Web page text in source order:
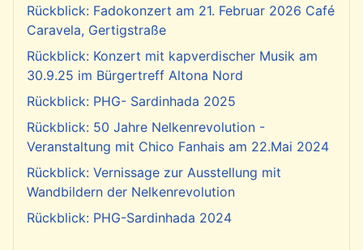
Rückblick: Fadokonzert am 21. Februar 2026 Café
Caravela, Gertigstraße
Rückblick: Konzert mit kapverdischer Musik am
30.9.25 im Bürgertreff Altona Nord
Rückblick: PHG- Sardinhada 2025
Rückblick: 50 Jahre Nelkenrevolution -
Veranstaltung mit Chico Fanhais am 22.Mai 2024
Rückblick: Vernissage zur Ausstellung mit
Wandbildern der Nelkenrevolution
Rückblick: PHG-Sardinhada 2024